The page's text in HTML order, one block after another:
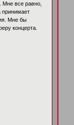
Мне все равно,
принимает
Мне бы
концерта.